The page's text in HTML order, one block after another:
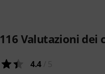
116 Valutazioni dei
4.4